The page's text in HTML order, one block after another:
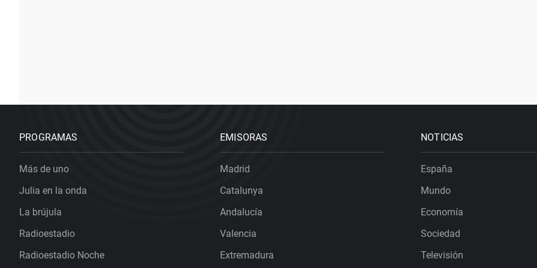
PROGRAMAS
Más de uno
Julia en la onda
La brújula
Radioestadio
Radioestadio Noche
EMISORAS
Madrid
Catalunya
Andalucía
Valencia
Extremadura
NOTICIAS
España
Mundo
Economía
Sociedad
Televisión